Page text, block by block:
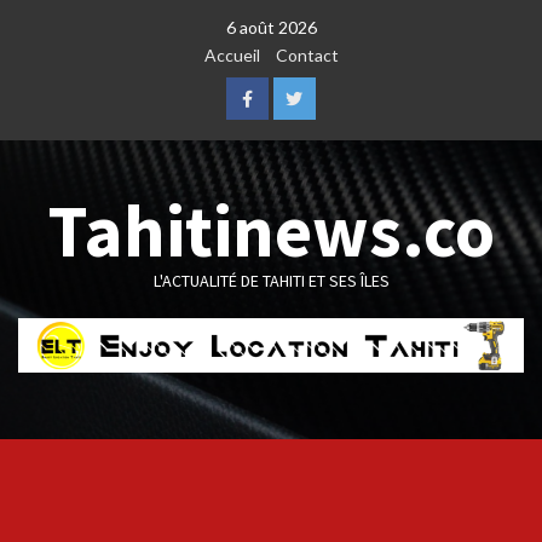
6 août 2026
Accueil
Contact
FacebookTwitter
Tahitinews.co
L'ACTUALITÉ DE TAHITI ET SES ÎLES